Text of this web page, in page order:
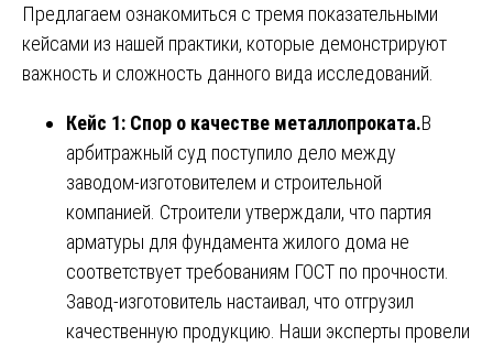
Предлагаем ознакомиться с тремя показательными
кейсами из нашей практики, которые демонстрируют
важность и сложность данного вида исследований.
Кейс 1: Спор о качестве металлопроката.В
арбитражный суд поступило дело между
заводом-изготовителем и строительной
компанией. Строители утверждали, что партия
арматуры для фундамента жилого дома не
соответствует требованиям ГОСТ по прочности.
Завод-изготовитель настаивал, что отгрузил
качественную продукцию. Наши эксперты провели